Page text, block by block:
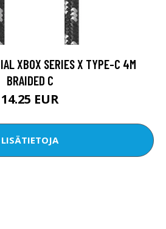
XBOX SERIES X TYPE-C 4M
BRAIDED C
14.25 EUR
LISÄTIETOJA